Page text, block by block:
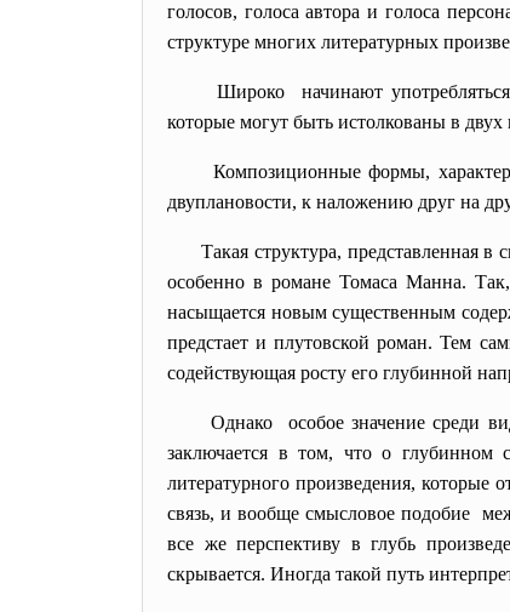
голосов, голоса автора и голоса
структуре многих литературных
Широко начинают
которые могут быть истолкованы в
Композиционные формы,
двуплановости, к наложению друг на
Такая структура, представленная
особенно в романе Томаса Манна.
насыщается новым существенным
предстает и плутовской роман. Тем
содействующая росту его глубинной
Однако особое значение среди
заключается в том, что о
литературного произведения,
связь, и вообще смысловое подобие
все же перспективу в глубь
скрывается. Иногда такой путь